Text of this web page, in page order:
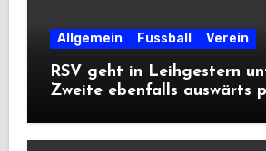
Allgemein Fussball Verein
RSV geht in Leihgestern
Zweite ebenfalls auswärts